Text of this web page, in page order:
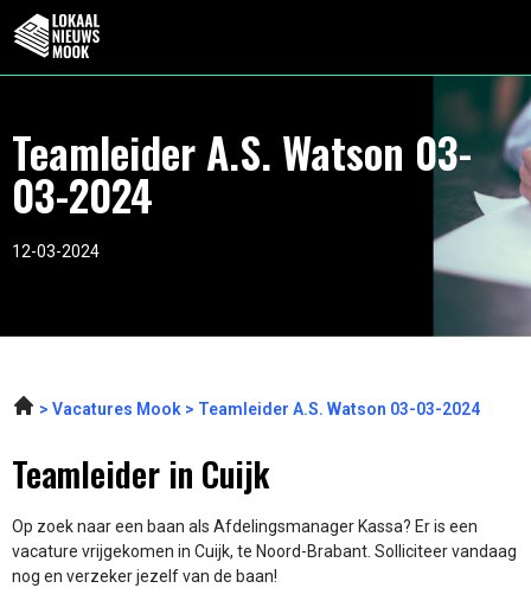
Teamleider A.S. Watson 03-
03-2024
12-03-2024
Vacatures Mook Teamleider A.S. Watson 03-03-2024
Teamleider in Cuijk
Op zoek naar een baan als Afdelingsmanager Kassa? Er is een
vacature vrijgekomen in Cuijk, te Noord-Brabant. Solliciteer vandaag
nog en verzeker jezelf van de baan!